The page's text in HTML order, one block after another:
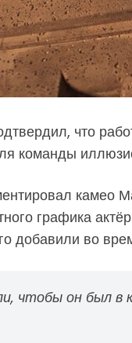
что
команды
камео
графика
добавили во
чтобы он был в